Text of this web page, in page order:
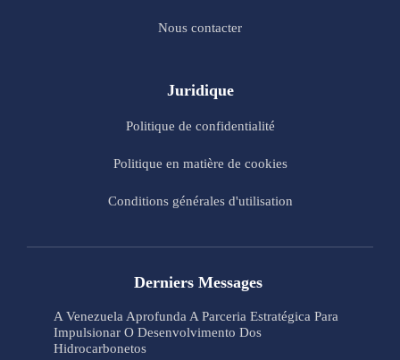
Nous contacter
Juridique
Politique de confidentialité
Politique en matière de cookies
Conditions générales d'utilisation
Derniers Messages
A Venezuela Aprofunda A Parceria Estratégica Para
Impulsionar O Desenvolvimento Dos
Hidrocarbonetos